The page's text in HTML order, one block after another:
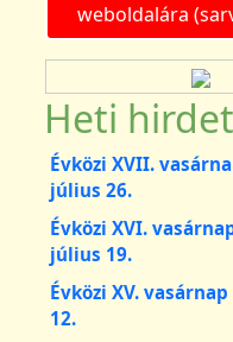
weboldalára
Heti
Évközi XVII.
július 26.
Évközi XVI.
július 19.
Évközi XV.
12.